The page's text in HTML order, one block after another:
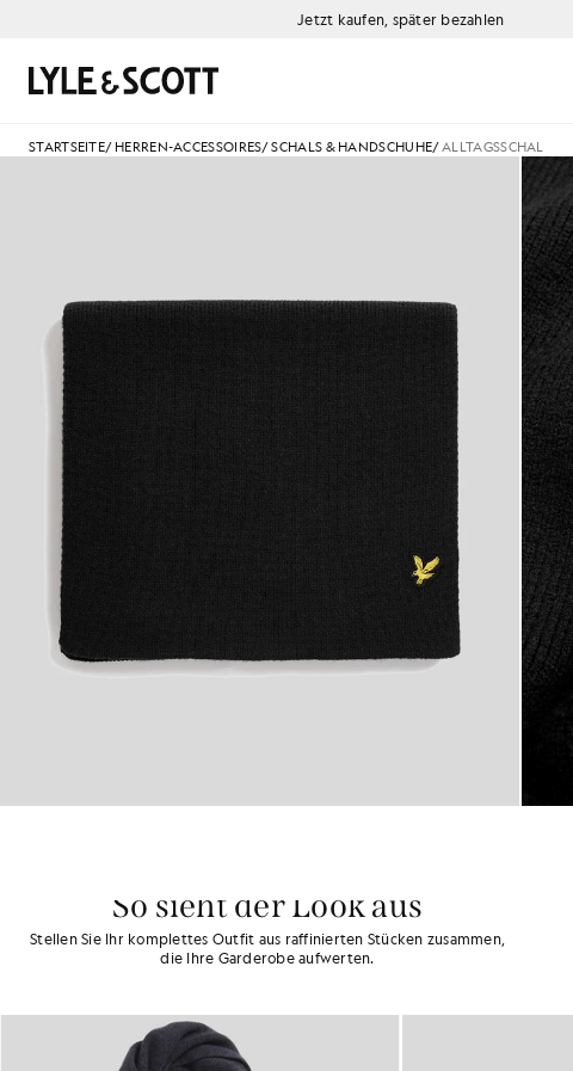
Jetzt kaufen, später bezahlen
Suchen
STARTSEITE/ HERREN-ACCESSOIRES/SCHALS & HANDSCHUHE/ALLTAGSSCHAL
So sieht der Look aus
Stellen Sie Ihr komplettes Outfit aus raffinierten Stücken zusammen,
die Ihre Garderobe aufwerten.